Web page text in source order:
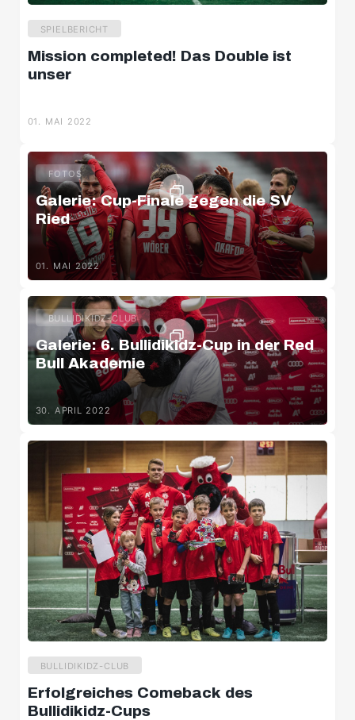
SPIELBERICHT
Mission completed! Das Double ist
unser
01. MAI 2022
FOTOS
Galerie: Cup-Finale gegen die SV
Ried
01. MAI 2022
BULLIDIKIDZ-CLUB
Galerie: 6. Bullidikidz-Cup in der Red
Bull Akademie
30. APRIL 2022
BULLIDIKIDZ-CLUB
Erfolgreiches Comeback des
Bullidikidz-Cups